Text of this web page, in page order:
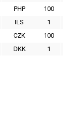
PHP
100
ILS
1
CZK
100
DKK
1